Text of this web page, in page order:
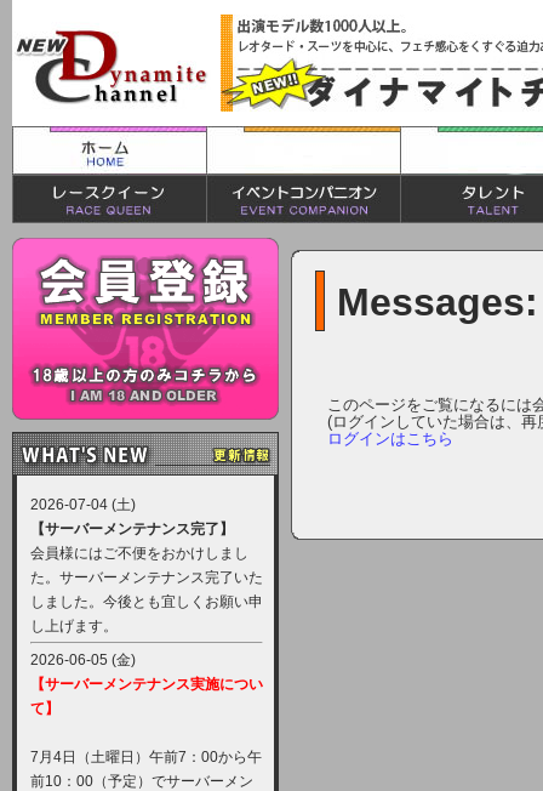
2026-07-04 (土)
【サーバーメンテナンス完了】
会員様にはご不便をおかけしまし
た。サーバーメンテナンス完了いた
しました。今後とも宜しくお願い申
し上げます。
2026-06-05 (金)
【サーバーメンテナンス実施につい
て】
7月4日（土曜日）午前7：00から午
前10：00（予定）でサーバーメン
Messages:
このページをご覧になるには
(ログインしていた場合は、
ログインはこちら